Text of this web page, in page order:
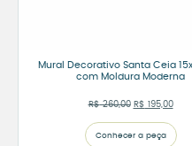
Mural Decorativo Santa Ceia
com Moldura Moderna
R$260,00 O preço
R$ 195,00O
Conhecer a peça